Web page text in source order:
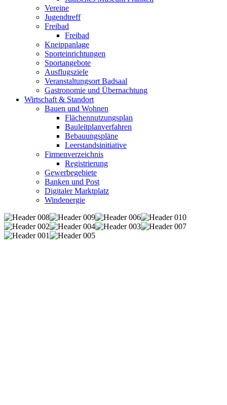
Vereine
Jugendtreff
Freibad
Freibad
Kneippanlage
Sporteinrichtungen
Sportangebote
Ausflugsziele
Veranstaltungsort Badsaal
Gastronomie und Übernachtung
Wirtschaft & Standort
Bauen und Wohnen
Flächennutzungsplan
Bauleitplanverfahren
Bebauungspläne
Leerstandsinitiative
Firmenverzeichnis
Registrierung
Gewerbegebiete
Banken und Post
Digitaler Marktplatz
Windenergie